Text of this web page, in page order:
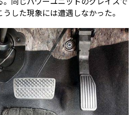
した現象には遭遇しなかった。